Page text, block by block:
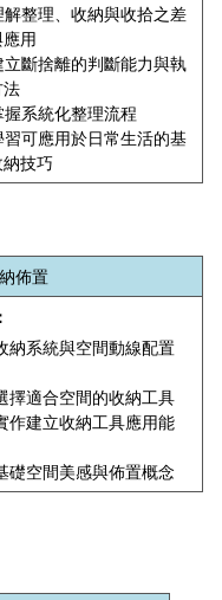
解整理、收納與收拾之差
用
立斷捨離的判斷能力與執
握系統化整理流程
習可應用於日常生活的基
技巧
佈置
納系統與空間動線配置
擇適合空間的收納工具
作建立收納工具應用能
礎空間美感與佈置概念